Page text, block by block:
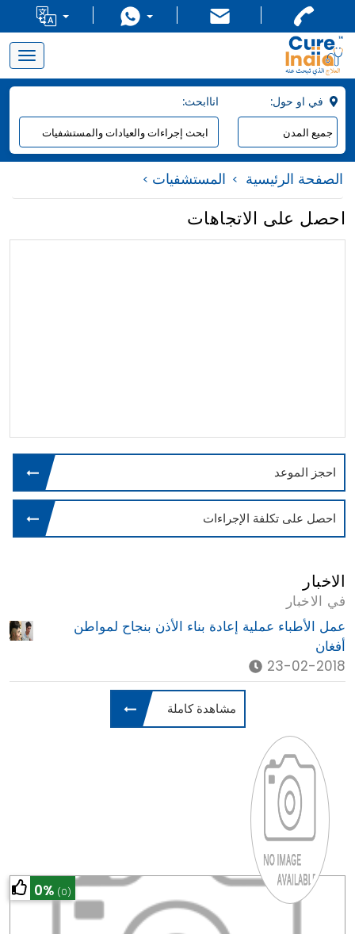
Toggle
navigation
:اناابحث
الصفحة الرئيسية المستشفيات
احصل على الاتجاهات
احجز الموعد
احصل على تكلفة الإجراءات
الاخبار
في الاخبار
عمل الأطباء عملية إعادة بناء الأذن بنجاح لمواطن
أفغان
23-02-2018
مشاهدة كاملة
0% (0)